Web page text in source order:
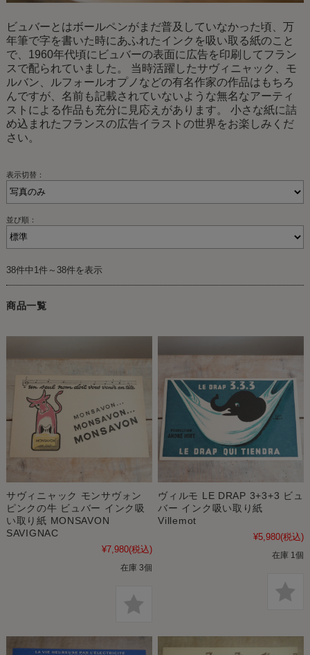
ビュバーとはボールペンがまだ普及していなかった頃、万
年筆で字を書いた時にあふれたインクを吸い取る紙のこと
で、1960年代頃にビュバーの表面に広告を印刷してフラン
スで配られていました。 当時活躍したサヴィニャック、モ
ルバン、ルフォールオプノなどの有名作家の作品はもちろ
んですが、名前も記載されていないような無名なアーティ
ストによる作品も充分に見応えがあります。 小さな紙に詰
め込まれたフランスの広告イラストの世界をお楽しみくだ
さい。
表示切替：
並び順：
38件中1件～38件を表示
商品一覧
サヴィニャック モンサヴォン
ピンクの牛 ビュバー インク吸
い取り紙 MONSAVON
SAVIGNAC
¥7,980(税込)
在庫 3個
ヴィルモ LE DRAP 3+3+3 ビュ
バー インク吸い取り紙
Villemot
¥5,980(税込)
在庫 1個